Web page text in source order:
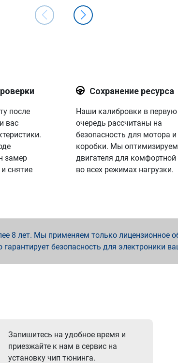
после
вас
замер
снятие
Сохранение ресурса
Наши калибровки в первую
очередь рассчитаны на
безопасность для мотора и
коробки. Мы
двигателя для
во всех режимах нагрузки.
8 лет. Мы применяем только лицензионное
безопасность для электроники
Запишитесь на удобное время и
приезжайте к нам в сервис на
установку чип тюнинга.